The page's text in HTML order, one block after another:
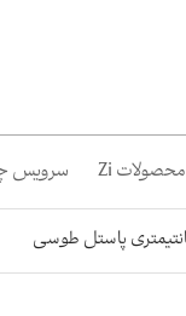
محصولات Zi سرویس